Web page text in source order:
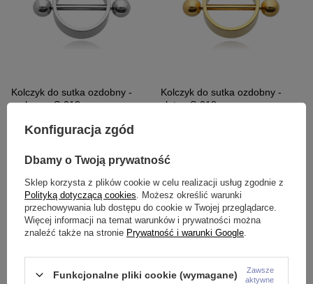
Kolczyk do sutka ozdobny -
srebrny - S-018
8,99 zł
Kolczyk do sutka ozdobny -
złoty - S-018
Konfiguracja zgód
Dbamy o Twoją prywatność
Sklep korzysta z plików cookie w celu realizacji usług zgodnie z
Polityką dotyczącą cookies . Możesz określić warunki
przechowywania lub dostępu do cookie w Twojej przeglądarce.
Więcej informacji na temat warunków i prywatności można
znaleźć także na stronie Prywatność i warunki Google
Funkcjonalne pliki cookie (wymagane)
Zawsze
aktywne